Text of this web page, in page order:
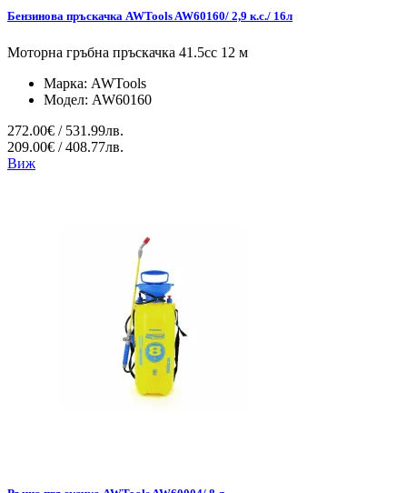
Бензинова пръскачка AWTools AW60160/ 2,9 к.с./ 16л
Моторна гръбна пръскачка 41.5cc 12 м
Марка: AWTools
Модел: AW60160
272.00€ / 531.99лв.
209.00€ / 408.77лв.
Виж